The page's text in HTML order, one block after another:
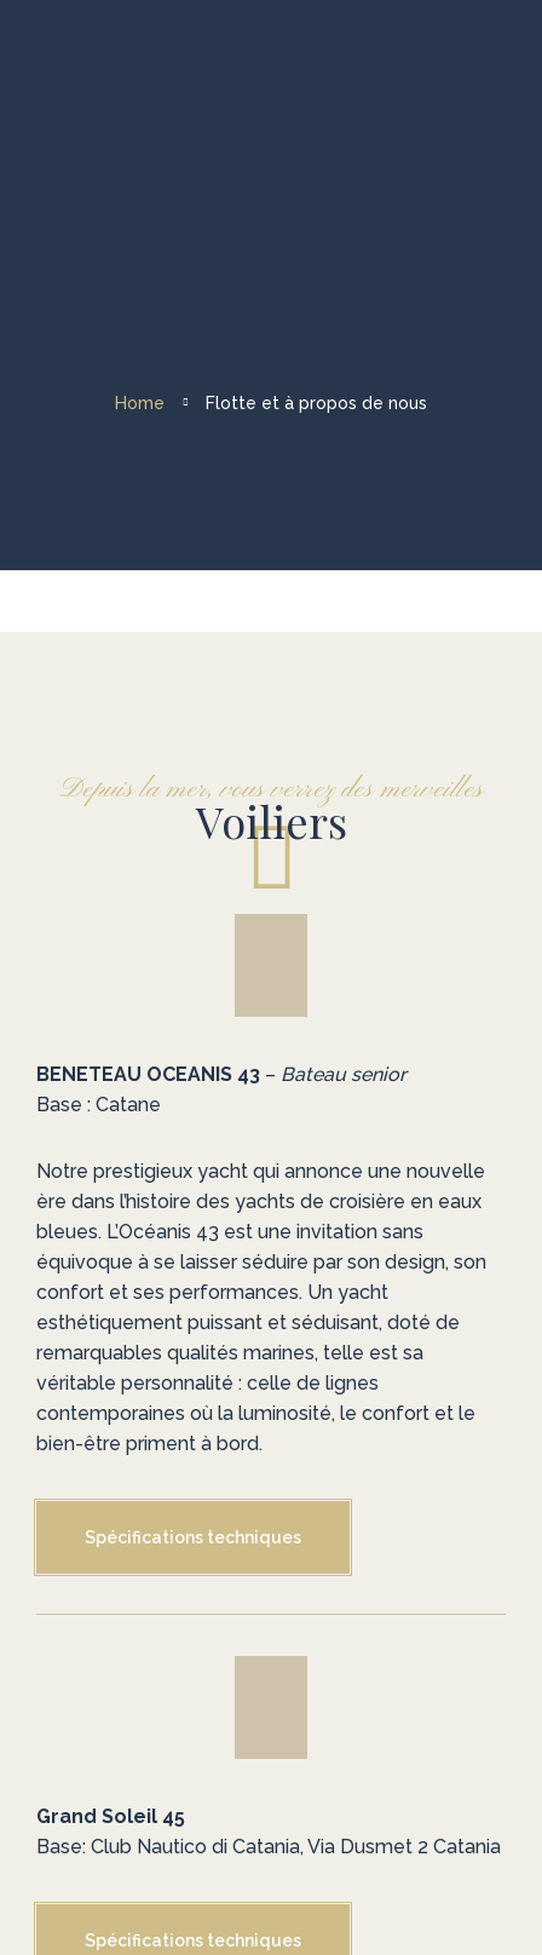
Nous contacter
Home Flotte et à propos de nous
Depuis la mer, vous verrez des merveilles
Voiliers
BENETEAU OCEANIS 43 – Bateau senior
Base : Catane
Notre prestigieux yacht qui annonce une nouvelle
ère dans l’histoire des yachts de croisière en eaux
bleues. L’Océanis 43 est une invitation sans
équivoque à se laisser séduire par son design, son
confort et ses performances. Un yacht
esthétiquement puissant et séduisant, doté de
remarquables qualités marines, telle est sa
véritable personnalité : celle de lignes
contemporaines où la luminosité, le confort et le
bien-être priment à bord.
Spécifications techniques
Grand Soleil 45
Base: Club Nautico di Catania, Via Dusmet 2 Catania
Spécifications techniques